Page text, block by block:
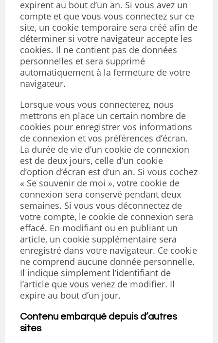
expirent au bout d’un an. Si vous avez un
compte et que vous vous connectez sur ce
site, un cookie temporaire sera créé afin de
déterminer si votre navigateur accepte les
cookies. Il ne contient pas de données
personnelles et sera supprimé
automatiquement à la fermeture de votre
navigateur.
Lorsque vous vous connecterez, nous
mettrons en place un certain nombre de
cookies pour enregistrer vos informations
de connexion et vos préférences d’écran.
La durée de vie d’un cookie de connexion
est de deux jours, celle d’un cookie
d’option d’écran est d’un an. Si vous cochez
« Se souvenir de moi », votre cookie de
connexion sera conservé pendant deux
semaines. Si vous vous déconnectez de
votre compte, le cookie de connexion sera
effacé. En modifiant ou en publiant un
article, un cookie supplémentaire sera
enregistré dans votre navigateur. Ce cookie
ne comprend aucune donnée personnelle.
Il indique simplement l’identifiant de
l’article que vous venez de modifier. Il
expire au bout d’un jour.
Contenu embarqué depuis d’autres
sites